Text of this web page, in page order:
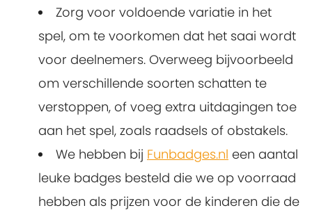
Zorg voor voldoende variatie in het
spel, om te voorkomen dat het saai wordt
voor deelnemers. Overweeg bijvoorbeeld
om verschillende soorten schatten te
verstoppen, of voeg extra uitdagingen toe
aan het spel, zoals raadsels of obstakels.
We hebben bij Funbadges.nl een aantal
leuke badges besteld die we op voorraad
hebben als prijzen voor de kinderen die de